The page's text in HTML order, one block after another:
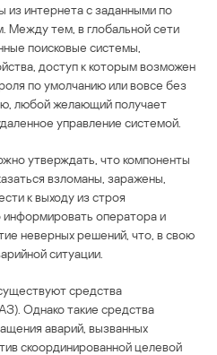
интернета с заданными по
Между тем, в глобальной сети
поисковые системы,
доступ к которым возможен
по умолчанию или вовсе без
любой желающий получает
управление системой.
утверждать, что компоненты
взломаны, заражены,
к выходу из строя
информировать оператора и
неверных решений, что, в свою
ситуации.
средства
Однако такие средства
аварий, вызванных
скоординированной целевой